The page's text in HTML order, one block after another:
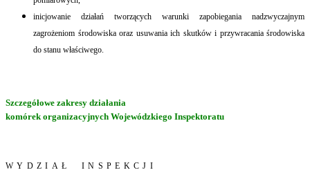
inicjowanie działań tworzących warunki zapobiegania nadzwyczajnym
zagrożeniom środowiska oraz usuwania ich skutków i przywracania środowiska
do stanu właściwego.
Szczegółowe zakresy działania
komórek organizacyjnych Wojewódzkiego Inspektoratu
WYDZIAŁ INSPEKCJI